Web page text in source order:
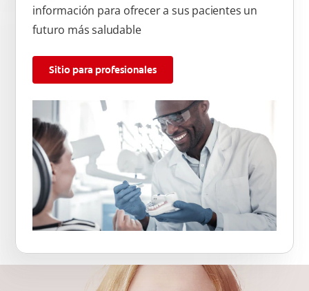
información para ofrecer a sus pacientes un
futuro más saludable
Sitio para profesionales